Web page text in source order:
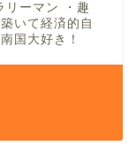
リーマン ・趣
いて経済的自
国大好き！